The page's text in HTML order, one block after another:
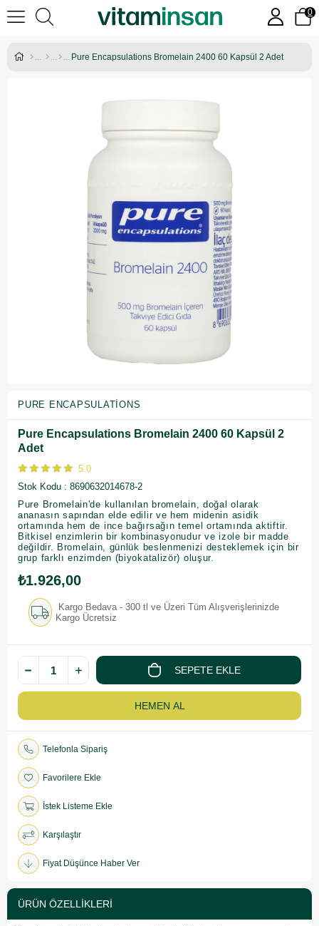
0
Pure Encapsulations Bromelain 2400 60 Kapsül 2 Adet
PURE ENCAPSULATIONS
Pure Encapsulations Bromelain 2400 60 Kapsül 2
Adet
5.0
Stok Kodu
8690632014678-2
Pure Bromelain'de kullanılan bromelain, doğal olarak
ananasın sapından elde edilir ve hem midenin asidik
ortamında hem de ince bağırsağın temel ortamında aktiftir.
Bitkisel enzimlerin bir kombinasyonudur ve izole bir madde
değildir. Bromelain, günlük beslenmenizi desteklemek için bir
grup farklı enzimden (biyokatalizör) oluşur.
₺1.926,00
Kargo Bedava - 300 tl ve Üzeri Tüm Alışverişlerinizde
Kargo Ücretsiz
Telefonla Sipariş
Favorilere Ekle
İstek Listeme Ekle
Karşılaştır
Fiyat Düşünce Haber Ver
ÜRÜN ÖZELLIKLERI